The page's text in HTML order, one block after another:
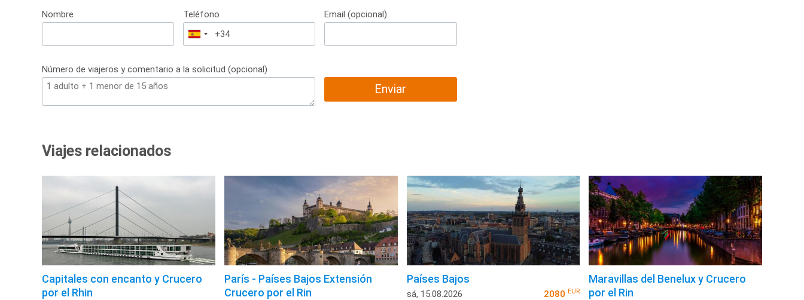
Nombre
Teléfono
España
+34
Email (opcional)
Número de viajeros y comentario a la solicitud (opcional)
Enviar
Viajes relacionados
Capitales con encanto y Crucero
por el Rhin
París - Países Bajos Extensión
Crucero por el Rin
Países Bajos
sá, 15.08.2026 2080EUR
Maravillas del Benelux y Crucero
por el Rin